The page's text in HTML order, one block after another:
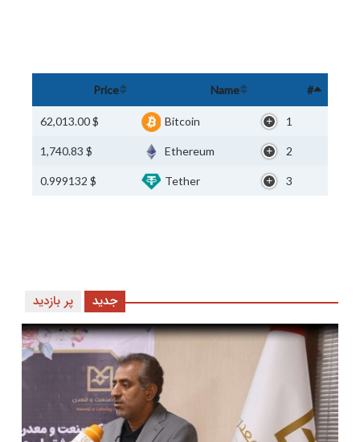
#
Name
Price
1
Bitcoin
$ 62,013.00
2
Ethereum
$ 1,740.83
3
Tether
$ 0.999132
پر بازدید جدید